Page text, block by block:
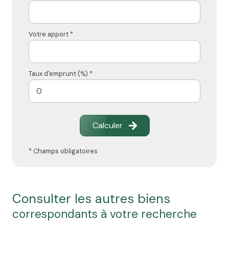
Votre apport *
Taux d'emprunt (%) *
Calculer
* Champs obligatoires
consulter les autres biens
correspondants à votre recherche